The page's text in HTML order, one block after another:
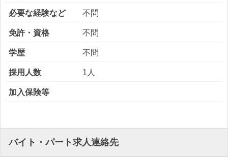
必要な経験など 不問
免許・資格 不問
学歴 不問
採用人数 1人
加入保険等
バイト・パート求人連絡先